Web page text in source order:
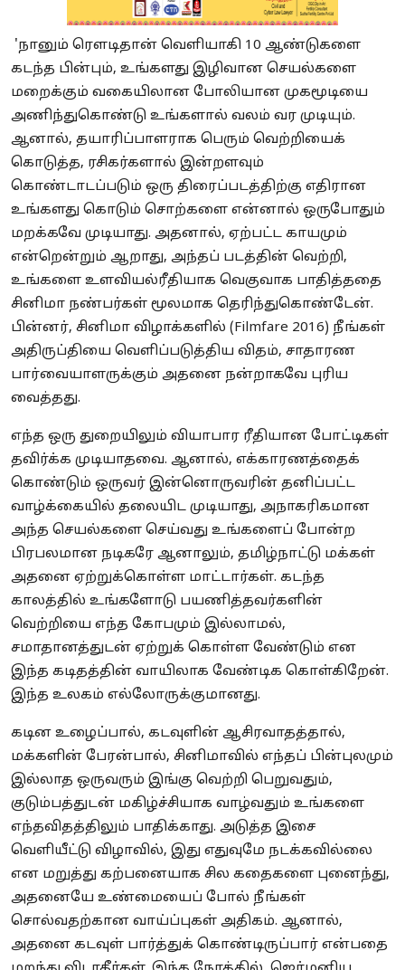
'நானும் ரௌடிதான் வெளியாகி 10 ஆண்டுகளை
கடந்த பின்பும், உங்களது இழிவான செயல்களை
மறைக்கும் வகையிலான போலியான முகமூடியை
அணிந்துகொண்டு உங்களால் வலம் வர முடியும்.
ஆனால், தயாரிப்பாளராக பெரும் வெற்றியைக்
கொடுத்த, ரசிகர்களால் இன்றளவும்
கொண்டாடப்படும் ஒரு திரைப்படத்திற்கு எதிரான
உங்களது கொடும் சொற்களை என்னால் ஒருபோதும்
மறக்கவே முடியாது. அதனால், ஏற்பட்ட காயமும்
என்றென்றும் ஆறாது, அந்தப் படத்தின் வெற்றி,
உங்களை உளவியல்ரீதியாக வெகுவாக பாதித்ததை
சினிமா நண்பர்கள் மூலமாக தெரிந்துகொண்டேன்.
பின்னர், சினிமா விழாக்களில் (Filmfare 2016) நீங்கள்
அதிருப்தியை வெளிப்படுத்திய விதம், சாதாரண
பார்வையாளருக்கும் அதனை நன்றாகவே புரிய
வைத்தது.
எந்த ஒரு துறையிலும் வியாபார ரீதியான போட்டிகள்
தவிர்க்க முடியாதவை. ஆனால், எக்காரணத்தைக்
கொண்டும் ஒருவர் இன்னொருவரின் தனிப்பட்ட
வாழ்க்கையில் தலையிட முடியாது, அநாகரிகமான
அந்த செயல்களை செய்வது உங்களைப் போன்ற
பிரபலமான நடிகரே ஆனாலும், தமிழ்நாட்டு மக்கள்
அதனை ஏற்றுக்கொள்ள மாட்டார்கள். கடந்த
காலத்தில் உங்களோடு பயணித்தவர்களின்
வெற்றியை எந்த கோபமும் இல்லாமல்,
சமாதானத்துடன் ஏற்றுக் கொள்ள வேண்டும் என
இந்த கடிதத்தின் வாயிலாக வேண்டிக கொள்கிறேன்.
இந்த உலகம் எல்லோருக்குமானது.
கடின உழைப்பால், கடவுளின் ஆசிரவாதத்தால்,
மக்களின் பேரன்பால், சினிமாவில் எந்தப் பின்புலமும்
இல்லாத ஒருவரும் இங்கு வெற்றி பெறுவதும்,
குடும்பத்துடன் மகிழ்ச்சியாக வாழ்வதும் உங்களை
எந்தவிதத்திலும் பாதிக்காது. அடுத்த இசை
வெளியீட்டு விழாவில், இது எதுவுமே நடக்கவில்லை
என மறுத்து கற்பனையாக சில கதைகளை புனைந்து,
அதனையே உண்மையைப் போல் நீங்கள்
சொல்வதற்கான வாய்ப்புகள் அதிகம். ஆனால்,
அதனை கடவுள் பார்த்துக் கொண்டிருப்பார் என்பதை